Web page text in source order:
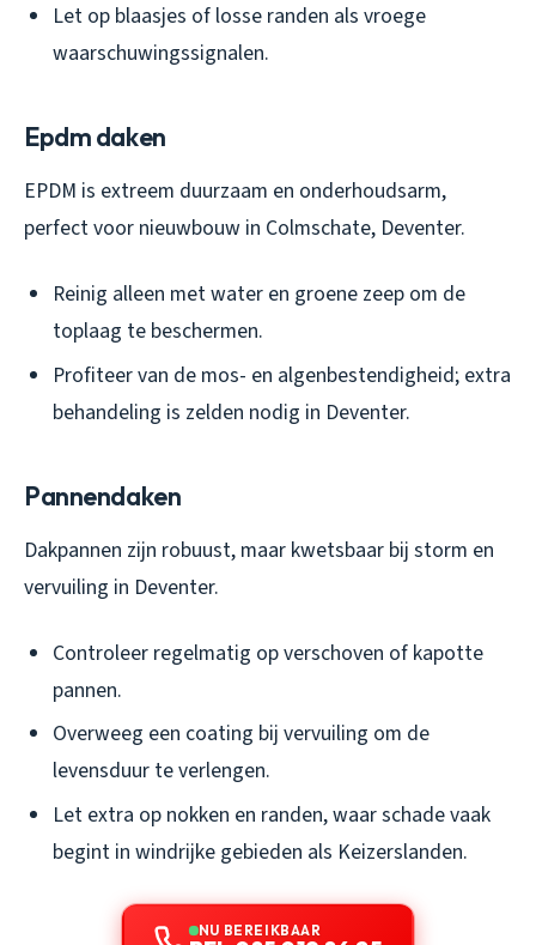
Let op blaasjes of losse randen als vroege
waarschuwingssignalen.
Epdm daken
EPDM is extreem duurzaam en onderhoudsarm,
perfect voor nieuwbouw in Colmschate, Deventer.
Reinig alleen met water en groene zeep om de
toplaag te beschermen.
Profiteer van de mos- en algenbestendigheid; extra
behandeling is zelden nodig in Deventer.
Pannendaken
Dakpannen zijn robuust, maar kwetsbaar bij storm en
vervuiling in Deventer.
Controleer regelmatig op verschoven of kapotte
pannen.
Overweeg een coating bij vervuiling om de
levensduur te verlengen.
Let extra op nokken en randen, waar schade vaak
begint in windrijke gebieden als Keizerslanden.
NU BEREIKBAAR